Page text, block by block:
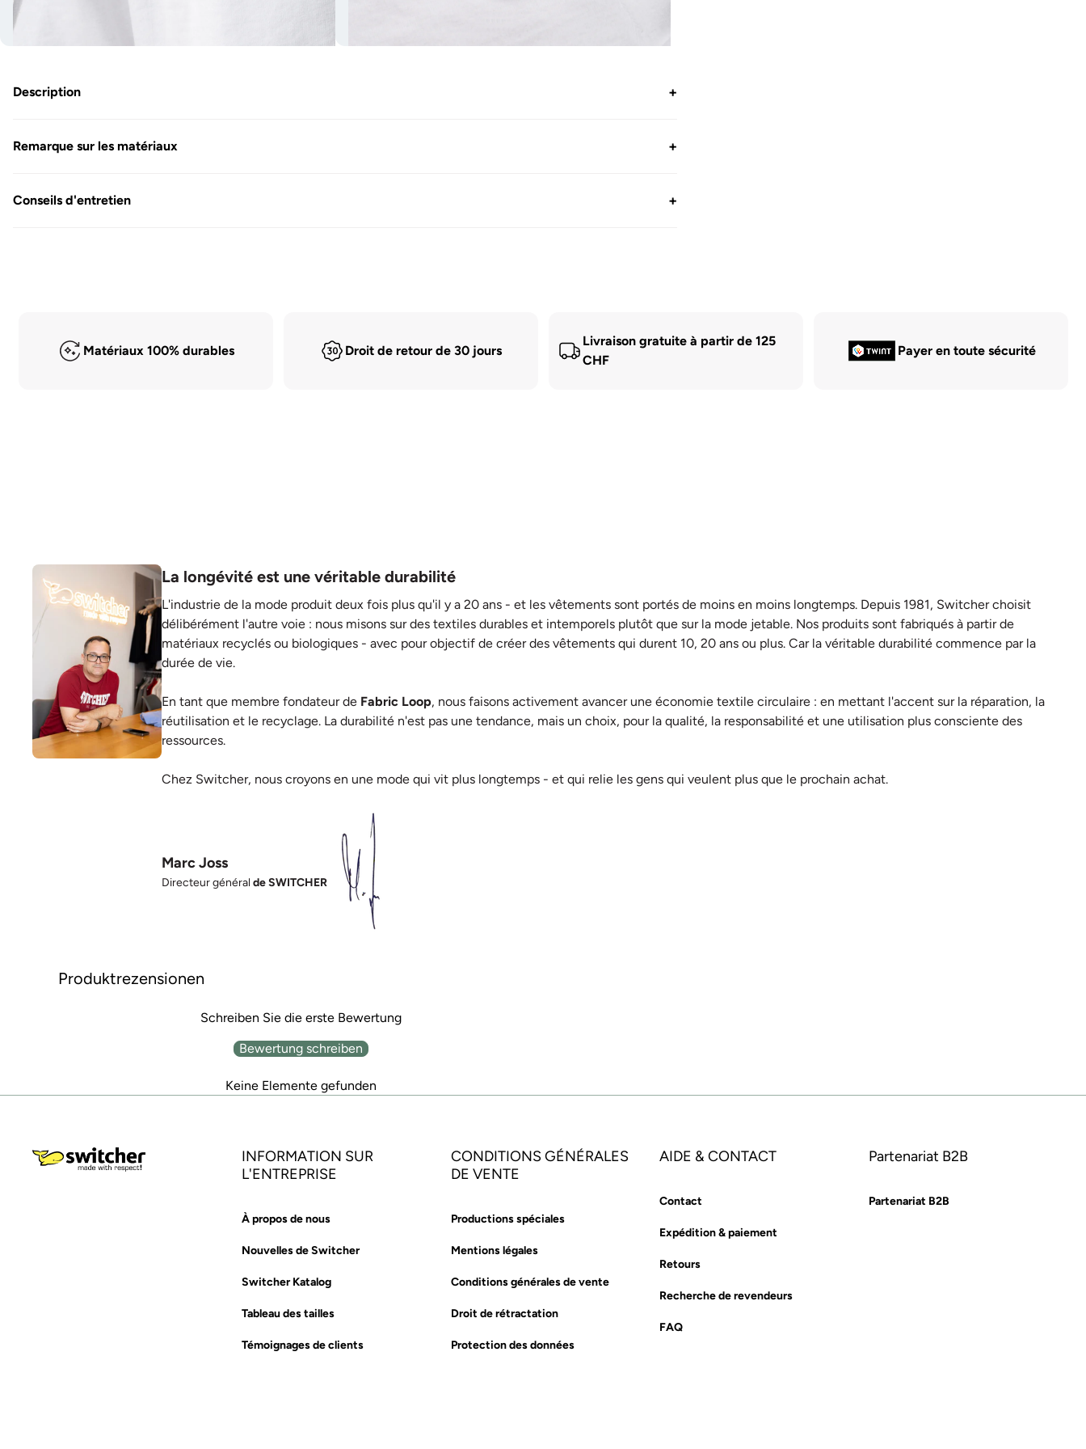
7
en
Description +
Remarque sur les matériaux +
Conseils d'entretien +
Matériaux 100% durables Droit de retour de 30 jours
Livraison gratuite à partir de 125
CHF
Payer en toute sécurité
La longévité est une véritable durabilité
L'industrie de la mode produit deux fois plus qu'il y a 20 ans - et les vêtements sont portés de moins en moins longtemps. Depuis 1981, Switcher choisit
délibérément l'autre voie : nous misons sur des textiles durables et intemporels plutôt que sur la mode jetable. Nos produits sont fabriqués à partir de
matériaux recyclés ou biologiques - avec pour objectif de créer des vêtements qui durent 10, 20 ans ou plus. Car la véritable durabilité commence par la
durée de vie.
En tant que membre fondateur de Fabric Loop, nous faisons activement avancer une économie textile circulaire : en mettant l'accent sur la réparation, la
réutilisation et le recyclage. La durabilité n'est pas une tendance, mais un choix, pour la qualité, la responsabilité et une utilisation plus consciente des
ressources.
Chez Switcher, nous croyons en une mode qui vit plus longtemps - et qui relie les gens qui veulent plus que le prochain achat.
Marc Joss
Directeur général de SWITCHER
Produktrezensionen
Schreiben Sie die erste Bewertung
Bewertung schreiben
Keine Elemente gefunden
INFORMATION SUR
L'ENTREPRISE
À propos de nous
Nouvelles de Switcher
Switcher Katalog
Tableau des tailles
Témoignages de clients
CONDITIONS GÉNÉRALES
DE VENTE
Productions spéciales
Mentions légales
Conditions générales de vente
Droit de rétractation
Protection des données
AIDE & CONTACT
Contact
Expédition & paiement
Retours
Recherche de revendeurs
FAQ
Partenariat B2B
Partenariat B2B